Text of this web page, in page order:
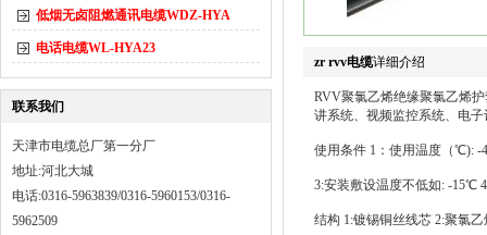
低烟无卤阻燃通讯电缆WDZ-HYA
电话电缆WL-HYA23
联系我们
天津市电缆总厂第一分厂
地址:河北大城
电话:0316-5963839/0316-5960153/0316-
5962509
zr rvv电缆详细介绍
RVV聚氯乙烯绝缘聚氯乙烯
讲系统、视频监控系统、电
使用条件 1：使用温度（℃): -
3:安装敷设温度不低如: -15℃
结构 1:镀锡铜丝线芯 2:聚氯乙